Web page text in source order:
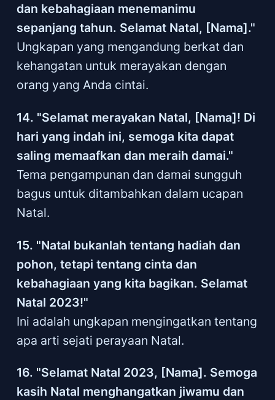
dan kebahagiaan menemanimu
sepanjang tahun. Selamat Natal, [Nama]."
Ungkapan yang mengandung berkat dan
kehangatan untuk merayakan dengan
orang yang Anda cintai.
14. "Selamat merayakan Natal, [Nama]! Di
hari yang indah ini, semoga kita dapat
saling memaafkan dan meraih damai."
Tema pengampunan dan damai sungguh
bagus untuk ditambahkan dalam ucapan
Natal.
15. "Natal bukanlah tentang hadiah dan
pohon, tetapi tentang cinta dan
kebahagiaan yang kita bagikan. Selamat
Natal 2023!"
Ini adalah ungkapan mengingatkan tentang
apa arti sejati perayaan Natal.
16. "Selamat Natal 2023, [Nama]. Semoga
kasih Natal menghangatkan jiwamu dan